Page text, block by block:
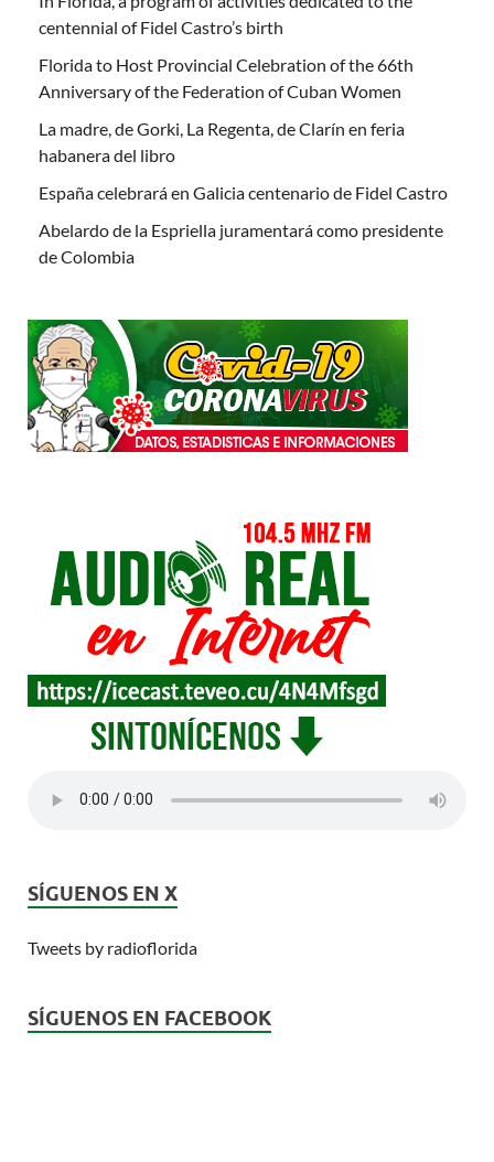
centennial of Fidel Castro’s birth
Florida to Host Provincial Celebration of the 66th
Anniversary of the Federation of Cuban Women
La madre, de Gorki, La Regenta, de Clarín en feria
habanera del libro
España celebrará en Galicia centenario de Fidel Castro
Abelardo de la Espriella juramentará como presidente
de Colombia
SÍGUENOS EN X
Tweets by radioflorida
SÍGUENOS EN FACEBOOK